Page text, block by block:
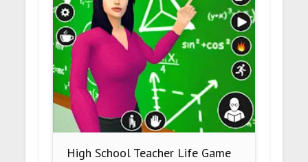
High School Teacher Life Game